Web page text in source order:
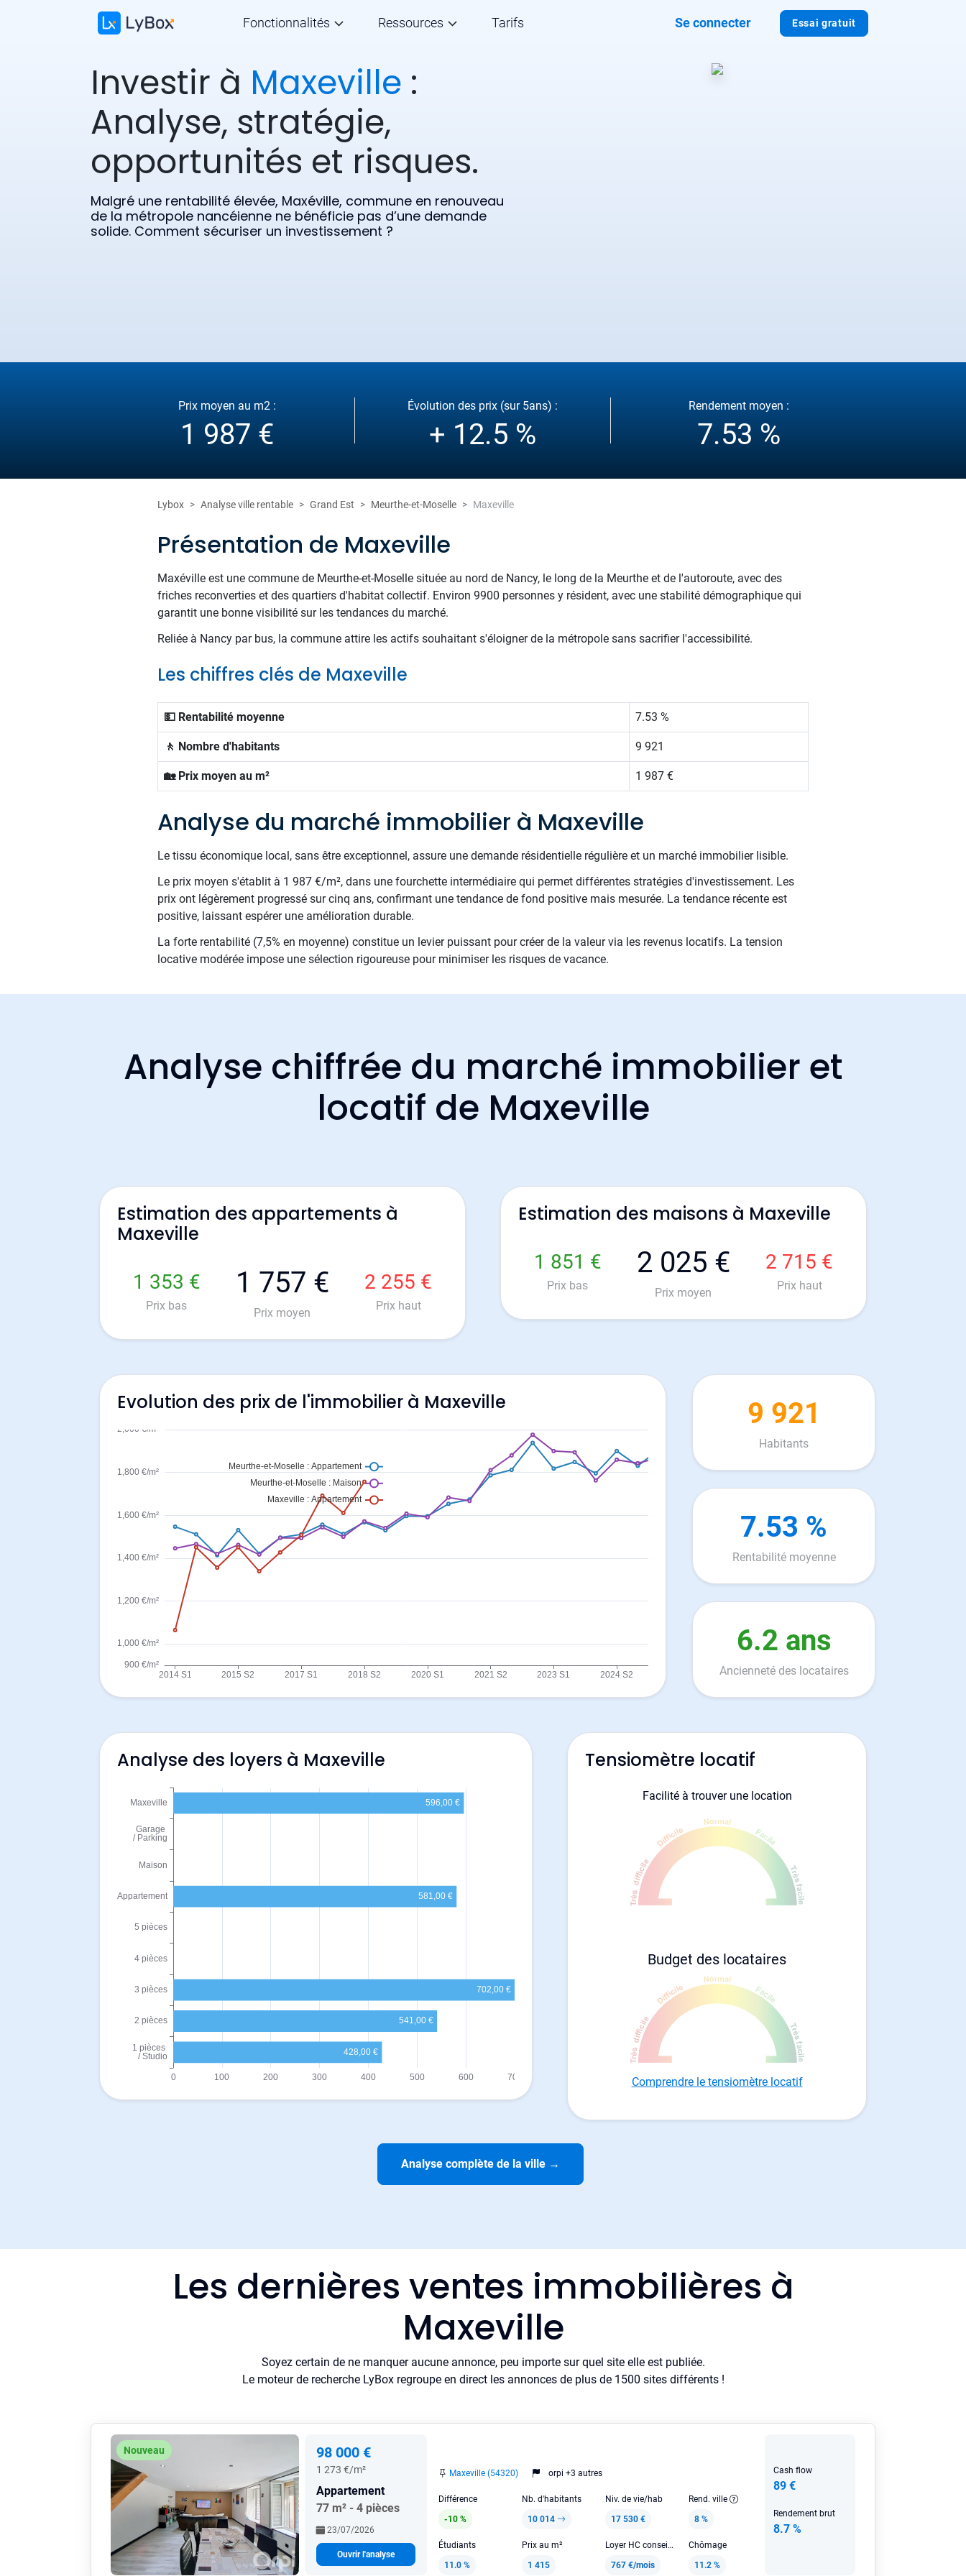
Essai gratuit
Fonctionnalités Ressources Tarifs Se connecter
Investir à Maxeville :
Analyse, stratégie,
opportunités et risques.
Malgré une rentabilité élevée, Maxéville, commune en renouveau
de la métropole nancéienne ne bénéficie pas d’une demande
solide. Comment sécuriser un investissement ?
Prix moyen au m2 :
1 987 €
Évolution des prix (sur 5ans) :
+ 12.5 %
Rendement moyen :
7.53 %
Lybox Analyse ville rentable Grand Est Meurthe-et-Moselle Maxeville
Présentation de Maxeville
Maxéville est une commune de Meurthe-et-Moselle située au nord de Nancy, le long de la Meurthe et de l'autoroute, avec des
friches reconverties et des quartiers d'habitat collectif. Environ 9900 personnes y résident, avec une stabilité démographique qui
garantit une bonne visibilité sur les tendances du marché.
Reliée à Nancy par bus, la commune attire les actifs souhaitant s'éloigner de la métropole sans sacrifier l'accessibilité.
Les chiffres clés de Maxeville
💵 Rentabilité moyenne 7.53 %
🚶 Nombre d'habitants 9 921
🏡 Prix moyen au m² 1 987 €
Analyse du marché immobilier à Maxeville
Le tissu économique local, sans être exceptionnel, assure une demande résidentielle régulière et un marché immobilier lisible.
Le prix moyen s'établit à 1 987 €/m², dans une fourchette intermédiaire qui permet différentes stratégies d'investissement. Les
prix ont légèrement progressé sur cinq ans, confirmant une tendance de fond positive mais mesurée. La tendance récente est
positive, laissant espérer une amélioration durable.
La forte rentabilité (7,5% en moyenne) constitue un levier puissant pour créer de la valeur via les revenus locatifs. La tension
locative modérée impose une sélection rigoureuse pour minimiser les risques de vacance.
Analyse chiffrée du marché immobilier et
locatif de Maxeville
Estimation des appartements à
Maxeville
1 353 €
Prix bas
1 757 €
Prix moyen
2 255 €
Prix haut
Estimation des maisons à Maxeville
1 851 €
Prix bas
2 025 €
Prix moyen
2 715 €
Prix haut
Evolution des prix de l'immobilier à Maxeville 9 921
Habitants
7.53 %
Rentabilité moyenne
6.2 ans
Ancienneté des locataires
Analyse des loyers à Maxeville Tensiomètre locatif
Facilité à trouver une location
Budget des locataires
Comprendre le tensiomètre locatif
Analyse complète de la ville →
Les dernières ventes immobilières à
Maxeville
Soyez certain de ne manquer aucune annonce, peu importe sur quel site elle est publiée.
Le moteur de recherche LyBox regroupe en direct les annonces de plus de 1500 sites différents !
Nouveau 98 000 €
1 273 €/m²
Appartement
77 m² - 4 pièces
23/07/2026
Ouvrir l'analyse
Maxeville (54320) orpi +3 autres
Différence
-10 %
Nb. d'habitants
10 014
Niv. de vie/hab
17 530 €
Rend. ville
8 %
Étudiants
11.0 %
Prix au m²
1 415
Loyer HC conseillé
767 €/mois
Chômage
11.2 %
Cash flow
89 €
Rendement brut
8.7 %